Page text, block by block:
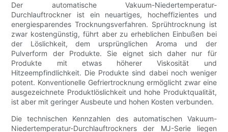
Der automatische Vakuum-Niedertemperatur-
Durchlauftrockner ist ein neuartiges, hocheffizientes und
energiesparendes Trocknungsverfahren. Sprühtrocknung ist
zwar kostengünstig, führt aber zu erheblichen Einbußen bei
der Löslichkeit, dem ursprünglichen Aroma und der
Pulverform der Produkte. Sie eignet sich daher nur für
Produkte mit etwas höherer Viskosität und
Hitzeempfindlichkeit. Die Produkte sind dabei noch weniger
potent. Konventionelle Gefriertrocknung ermöglicht zwar eine
ausgezeichnete Produktlöslichkeit und hohe Produktqualität,
ist aber mit geringer Ausbeute und hohen Kosten verbunden.
Die technischen Kennzahlen des automatischen Vakuum-
Niedertemperatur-Durchlauftrockners der MJ-Serie liegen